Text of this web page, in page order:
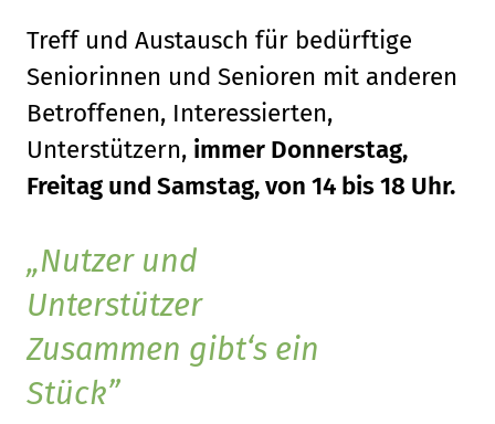
Treff und Austausch für bedürftige
Seniorinnen und Senioren mit anderen
Betroffenen, Interessierten,
Unterstützern, immer Donnerstag,
Freitag und Samstag, von 14 bis 18 Uhr.
Nutzer und
Unterstützer
Zusammen gibt‘s ein
Stück